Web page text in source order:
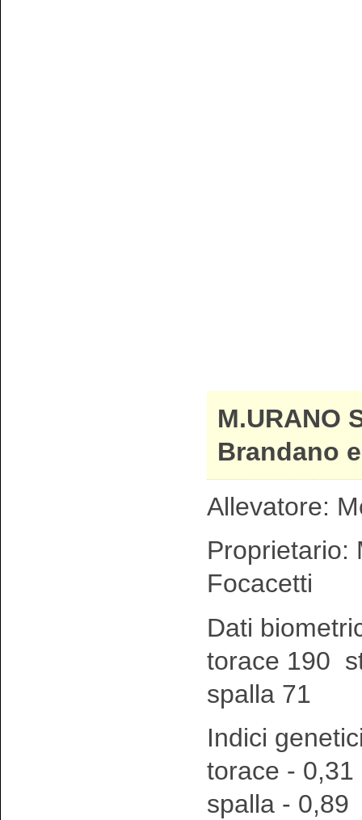
M.URANO
Brandano
Allevatore:
Proprietario:
Focacetti
Dati
torace 190
spalla 71
Indici
torace -
spalla - 0,89